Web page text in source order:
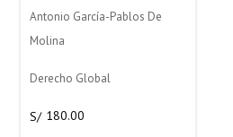
Antonio García-Pablos De
Molina
Derecho Global
S/ 180.00